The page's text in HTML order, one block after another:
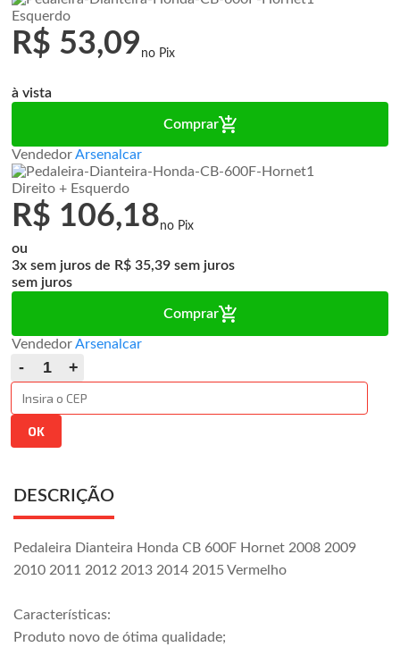
Esquerdo
R$ 53,09
à vista
Comprar
VendedorArsenalcar
Direito + Esquerdo
R$ 106,18
ou
3x
de R$ 35,39
sem juros
Comprar
VendedorArsenalcar
DESCRIÇÃO
Pedaleira Dianteira Honda CB 600F Hornet 2008 2009
2010 2011 2012 2013 2014 2015 Vermelho
Características:
Produto novo de ótima qualidade;